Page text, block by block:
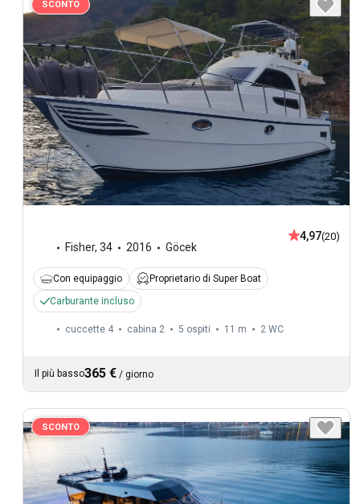
SCONTO
Fisher, 34 2016 Göcek
4,97(20)
Con equipaggio
Proprietario di Super Boat
Carburante incluso
cuccette 4 cabina 2 5 ospiti 11 m 2 WC
Il più basso365 € / giorno
SCONTO